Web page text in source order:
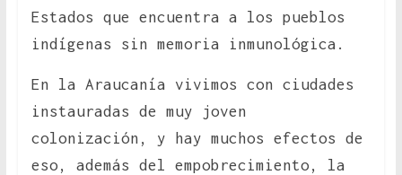
Estados que encuentra a los pueblos
indígenas sin memoria inmunológica.
En la Araucanía vivimos con ciudades
instauradas de muy joven
colonización, y hay muchos efectos de
eso, además del empobrecimiento, la